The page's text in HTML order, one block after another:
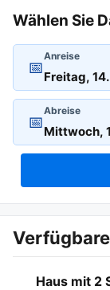
Wählen Sie
📅
Anreise
📅
Abreise
Haus mit 2